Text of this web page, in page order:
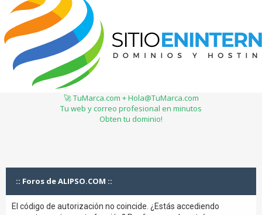
🚀 TuMarca.com + Hola@TuMarca.com
Tu web y correo profesional en minutos
Obten tu dominio!
:: Foros de ALIPSO.COM ::
El código de autorización no coincide. ¿Estás accediendo